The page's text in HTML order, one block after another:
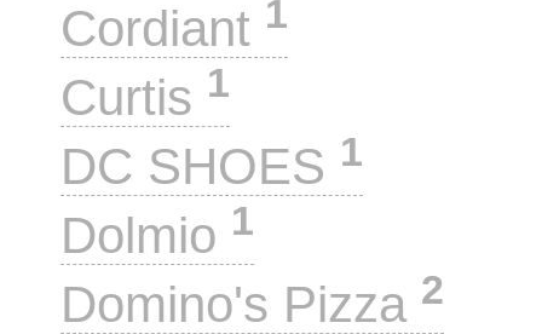
Cordiant 1
Curtis 1
DC SHOES 1
Dolmio 1
Domino's Pizza 2